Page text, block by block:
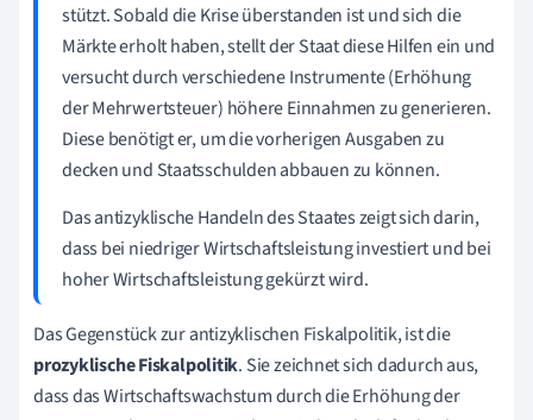
stützt. Sobald die Krise überstanden ist und sich die
Märkte erholt haben, stellt der Staat diese Hilfen ein und
versucht durch verschiedene Instrumente (Erhöhung
der Mehrwertsteuer) höhere Einnahmen zu generieren.
Diese benötigt er, um die vorherigen Ausgaben zu
decken und Staatsschulden abbauen zu können.
Das antizyklische Handeln des Staates zeigt sich darin,
dass bei niedriger Wirtschaftsleistung investiert und bei
hoher Wirtschaftsleistung gekürzt wird.
Das Gegenstück zur antizyklischen Fiskalpolitik, ist die
prozyklische Fiskalpolitik. Sie zeichnet sich dadurch aus,
dass das Wirtschaftswachstum durch die Erhöhung der